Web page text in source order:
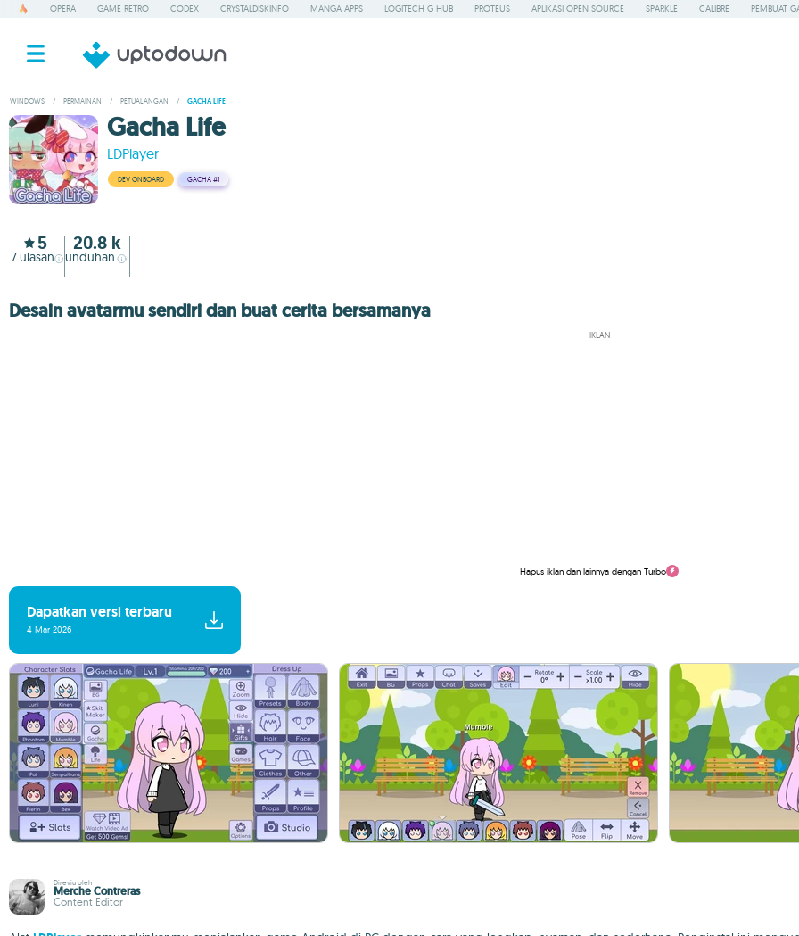
OPERA GAME RETRO CODEX CRYSTALDISKINFO MANGA APPS LOGITECH G HUB PROTEUS APLIKASI OPEN SOURCE SPARKLE CALIBRE PEMBUAT
WINDOWS / PERMAINAN / PETUALANGAN / GACHA LIFE
Gacha Life
LDPlayer
DEV ONBOARD GACHA #1
5
7ulasan
20.8 k
unduhan
Desain avatarmu sendiri dan buat cerita bersamanya
IKLAN
Hapus iklan dan lainnya dengan Turbo
Dapatkan versi terbaru
4 Mar 2026
Direviu oleh
Merche Contreras
Content Editor